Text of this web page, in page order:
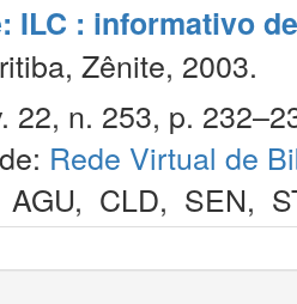
ILC : informativo
Zênite, 2003.
22, n. 253, p.
Rede Virtual de
AGU, CLD, SEN,